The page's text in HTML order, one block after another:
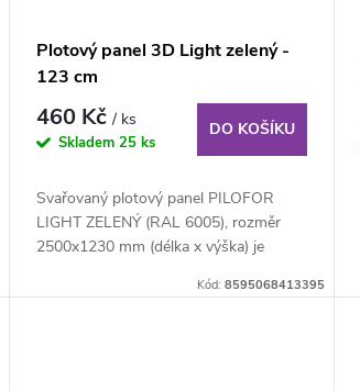
Plotový panel 3D Light zelený -
123 cm
460 Kč/ ks
Skladem25 ks
DO KOŠÍKU
Svařovaný plotový panel PILOFOR
LIGHT ZELENÝ (RAL 6005), rozměr
2500x1230 mm (délka x výška) je
Kód: 8595068413395